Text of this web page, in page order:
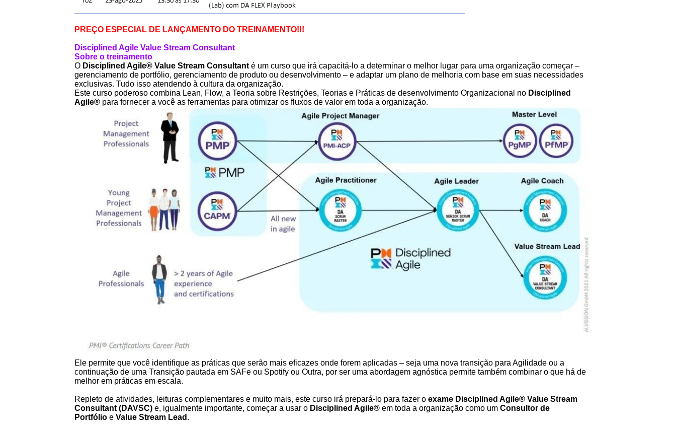
PREÇO ESPECIAL DE LANÇAMENTO DO TREINAMENTO!!!
Disciplined Agile Value Stream Consultant
Sobre o treinamento
O Disciplined Agile® Value Stream Consultant é um curso que irá capacitá-lo a determinar o melhor lugar para uma organização começar –
gerenciamento de portfólio, gerenciamento de produto ou desenvolvimento – e adaptar um plano de melhoria com base em suas necessidades
exclusivas. Tudo isso atendendo à cultura da organização.
Este curso poderoso combina Lean, Flow, a Teoria sobre Restrições, Teorias e Práticas de desenvolvimento Organizacional no Disciplined
Agile® para fornecer a você as ferramentas para otimizar os fluxos de valor em toda a organização.
Ele permite que você identifique as práticas que serão mais eficazes onde forem aplicadas – seja uma nova transição para Agilidade ou a
continuação de uma Transição pautada em SAFe ou Spotify ou Outra, por ser uma abordagem agnóstica permite também combinar o que há de
melhor em práticas em escala.
Repleto de atividades, leituras complementares e muito mais, este curso irá prepará-lo para fazer o exame Disciplined Agile® Value Stream
Consultant (DAVSC) e, igualmente importante, começar a usar o Disciplined Agile® em toda a organização como um Consultor de
Portfólio e Value Stream Lead .